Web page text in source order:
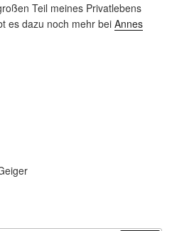
Teil meines Privatlebens
es dazu noch mehr bei Annes